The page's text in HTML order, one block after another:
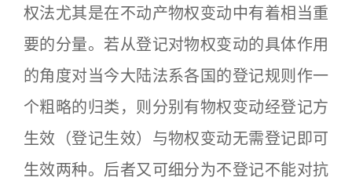
权法尤其是在不动产物权变动中有着相当重
要的分量。若从登记对物权变动的具体作用
的角度对当今大陆法系各国的登记规则作一
个粗略的归类，则分别有物权变动经登记方
生效（登记生效）与物权变动无需登记即可
生效两种。后者又可细分为不登记不能对抗